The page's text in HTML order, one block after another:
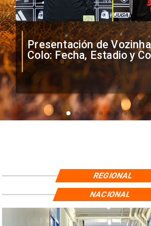
Presentación de
Colo: Fecha, Estadio y
REGIONAL
NACIONAL